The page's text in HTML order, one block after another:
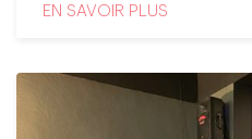
EN SAVOIR PLUS